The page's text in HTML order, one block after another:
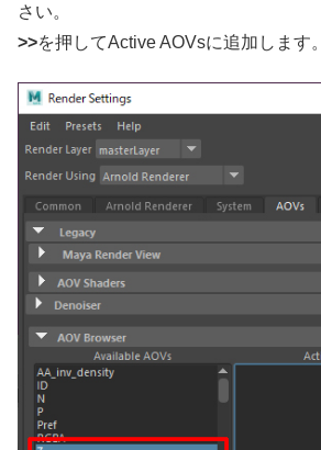
さい。
>>を押してActive AOVsに追加します。